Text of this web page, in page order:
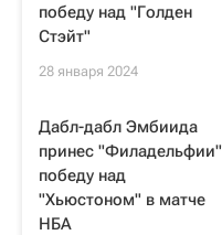
победу над "Голден
Стэйт"
28 января 2024
Дабл-дабл Эмбиида
принес "Филадельфии"
победу над
"Хьюстоном" в матче
НБА